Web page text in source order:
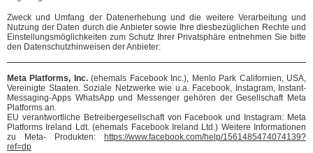
Zweck und Umfang der Datenerhebung und die weitere Verarbeitung und
Nutzung der Daten durch die Anbieter sowie Ihre diesbezüglichen Rechte und
Einstellungsmöglichkeiten zum Schutz Ihrer Privatsphäre entnehmen Sie bitte
den Datenschutzhinweisen der Anbieter:
Meta Platforms, Inc.(ehemals Facebook Inc.), Menlo Park Californien, USA,
Vereinigte Staaten. Soziale Netzwerke wie u.a. Facebook, Instagram, Instant-
Messaging-Apps WhatsApp und Messenger gehören der Gesellschaft Meta
Platforms an.
EU verantwortliche Betreibergesellschaft von Facebook und Instagram: Meta
Platforms Ireland Ldt. (ehemals Facebook Ireland Ltd.) Weitere Informationen
zu Meta- Produkten:
https://www.facebook.com/help/1561485474074139?
ref=dp